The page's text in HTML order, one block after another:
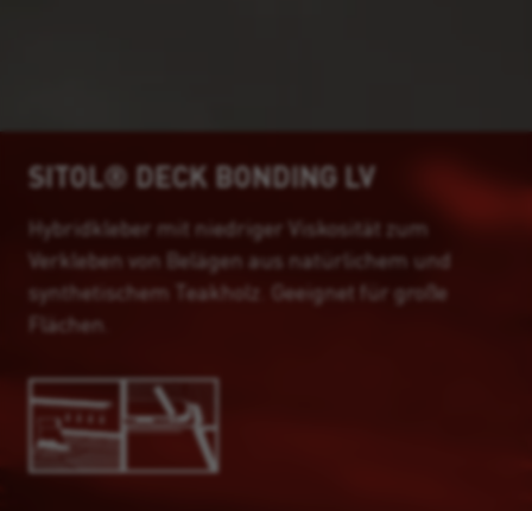
SITOL® DECK BONDING LV
Hybridkleber mit niedriger Viskosität zum
Verkleben von Belägen aus natürlichem und
synthetischem Teakholz. Geeignet für große
Flächen.